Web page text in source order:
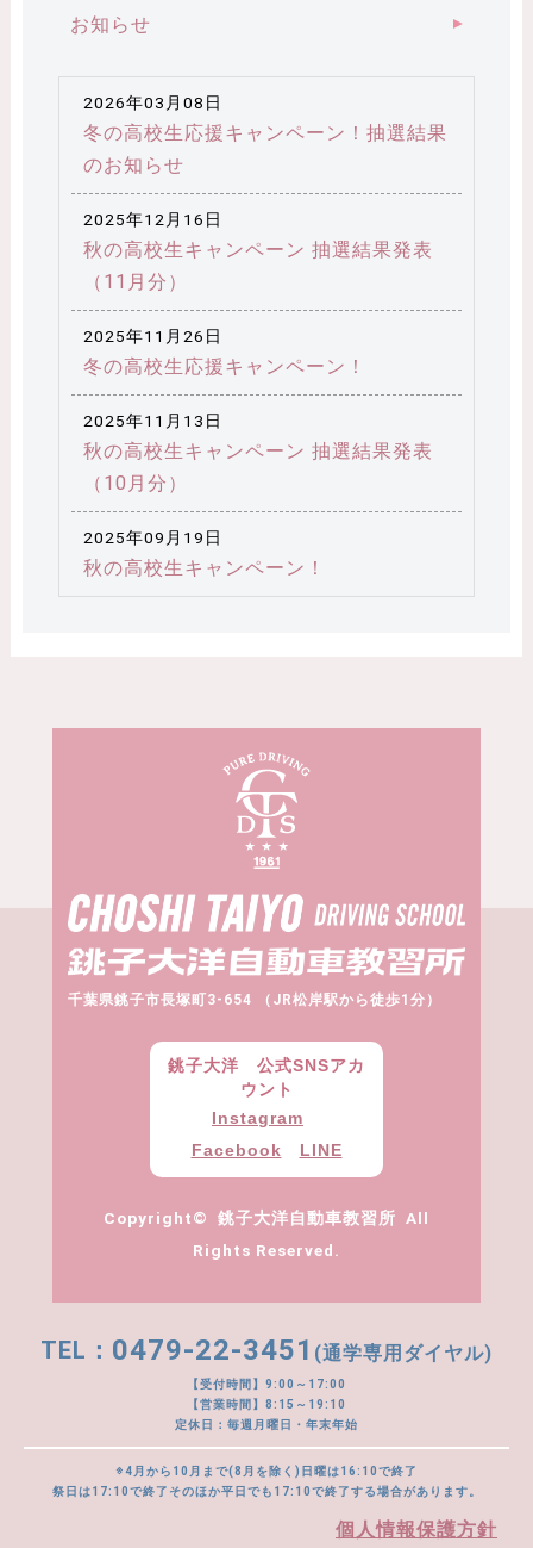
お知らせ
2026年03月08日
冬の高校生応援キャンペーン！抽選結果
のお知らせ
2025年12月16日
秋の高校生キャンペーン 抽選結果発表
（11月分）
2025年11月26日
冬の高校生応援キャンペーン！
2025年11月13日
秋の高校生キャンペーン 抽選結果発表
（10月分）
2025年09月19日
秋の高校生キャンペーン！
千葉県銚子市長塚町3-654 （JR松岸駅から徒歩1分）
銚子大洋 公式SNSアカ
ウント
Instagram
Facebook
LINE
Copyright© 銚子大洋自動車教習所 All
Rights Reserved.
0479-22-3451 (通学専用ダイヤル)
【受付時間】9:00～17:00
【営業時間】8:15～19:10
定休日：毎週月曜日・年末年始
※4月から10月まで(8月を除く)日曜は16:10で終了
祭日は17:10で終了そのほか平日でも17:10で終了する場合があります。
個人情報保護方針